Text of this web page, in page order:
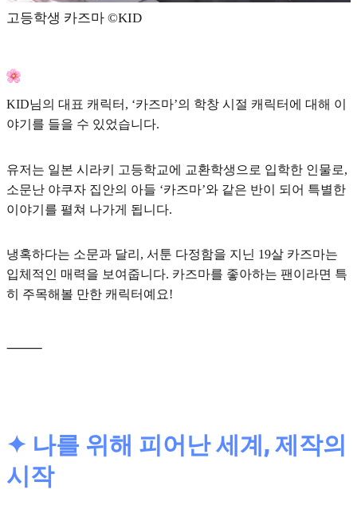
고등학생 카즈마 ©KID
KID님의 대표 캐릭터, ‘카즈마’의 학창 시절 캐릭터에 대해 이
야기를 들을 수 있었습니다.
유저는 일본 시라키 고등학교에 교환학생으로 입학한 인물로,
소문난 야쿠자 집안의 아들 ‘카즈마’와 같은 반이 되어 특별한
이야기를 펼쳐 나가게 됩니다.
냉혹하다는 소문과 달리, 서툰 다정함을 지닌 19살 카즈마는
입체적인 매력을 보여줍니다. 카즈마를 좋아하는 팬이라면 특
히 주목해볼 만한 캐릭터예요!
⸻
✦ 나를 위해 피어난 세계, 제작의
시작